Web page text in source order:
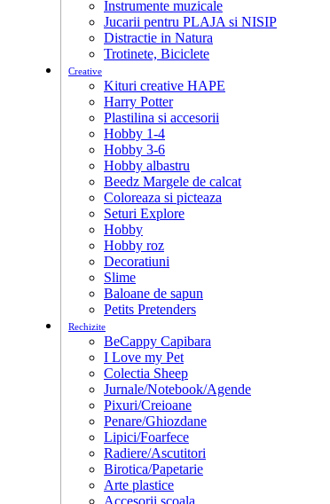
Instrumente muzicale
Jucarii pentru PLAJA si NISIP
Distractie in Natura
Trotinete, Biciclete
Creative
Kituri creative HAPE
Harry Potter
Plastilina si accesorii
Hobby 1-4
Hobby 3-6
Hobby albastru
Beedz Margele de calcat
Coloreaza si picteaza
Seturi Explore
Hobby
Hobby roz
Decoratiuni
Slime
Baloane de sapun
Petits Pretenders
Rechizite
BeCappy Capibara
I Love my Pet
Colectia Sheep
Jurnale/Notebook/Agende
Pixuri/Creioane
Penare/Ghiozdane
Lipici/Foarfece
Radiere/Ascutitori
Birotica/Papetarie
Arte plastice
Accesorii scoala